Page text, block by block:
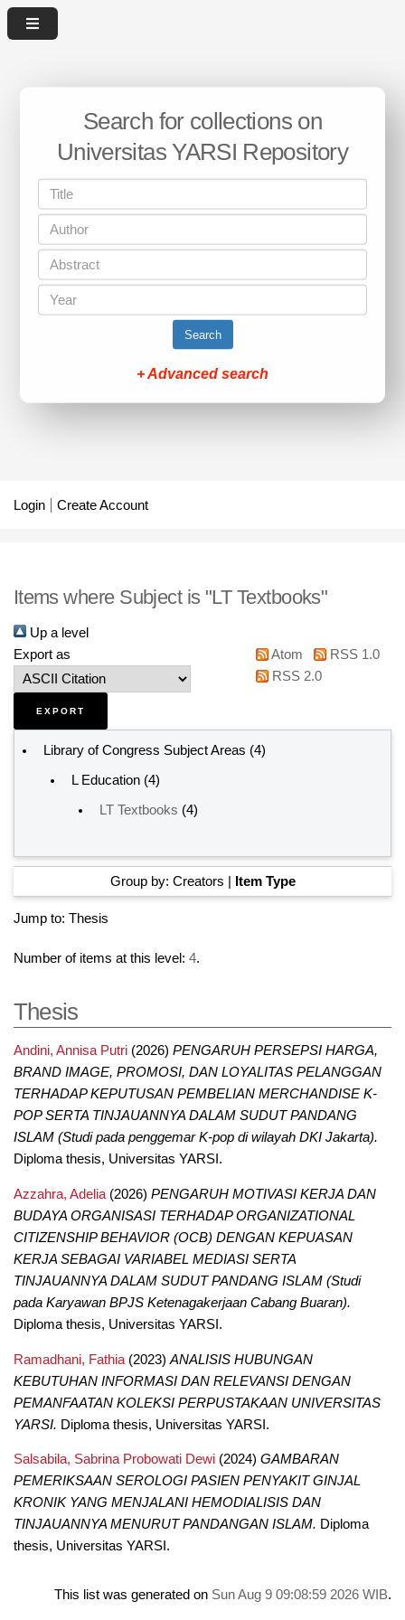
Search for collections on
Universitas YARSI Repository
Search
+ Advanced search
Login Create Account
Items where Subject is "LT Textbooks"
Up a level
Export as
Atom
RSS 1.0
RSS 2.0
Library of Congress Subject Areas (4)
L Education(4)
LT Textbooks (4)
Group by: Creators Item Type
Jump to: Thesis
Number of items at this level: 4.
Thesis
Andini, Annisa Putri(2026) PENGARUH PERSEPSI HARGA,
BRAND IMAGE, PROMOSI, DAN LOYALITAS PELANGGAN
TERHADAP KEPUTUSAN PEMBELIAN MERCHANDISE K-
POP SERTA TINJAUANNYA DALAM SUDUT PANDANG
ISLAM (Studi pada penggemar K-pop di wilayah DKI Jakarta).
Diploma thesis, Universitas YARSI.
Azzahra, Adelia(2026) PENGARUH MOTIVASI KERJA DAN
BUDAYA ORGANISASI TERHADAP ORGANIZATIONAL
CITIZENSHIP BEHAVIOR (OCB) DENGAN KEPUASAN
KERJA SEBAGAI VARIABEL MEDIASI SERTA
TINJAUANNYA DALAM SUDUT PANDANG ISLAM (Studi
pada Karyawan BPJS Ketenagakerjaan Cabang Buaran).
Diploma thesis, Universitas YARSI.
Ramadhani, Fathia(2023) ANALISIS HUBUNGAN
KEBUTUHAN INFORMASI DAN RELEVANSI DENGAN
PEMANFAATAN KOLEKSI PERPUSTAKAAN UNIVERSITAS
YARSI. Diploma thesis, Universitas YARSI.
Salsabila, Sabrina Probowati Dewi(2024) GAMBARAN
PEMERIKSAAN SEROLOGI PASIEN PENYAKIT GINJAL
KRONIK YANG MENJALANI HEMODIALISIS DAN
TINJAUANNYA MENURUT PANDANGAN ISLAM. Diploma
thesis, Universitas YARSI.
This list was generated on Sun Aug 9 09:08:59 2026 WIB.